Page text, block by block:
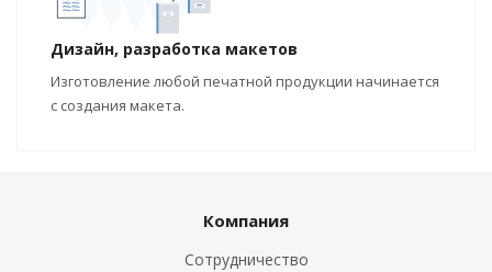
Дизайн, разработка макетов
Изготовление любой печатной продукции начинается
с создания макета.
Компания
Сотрудничество